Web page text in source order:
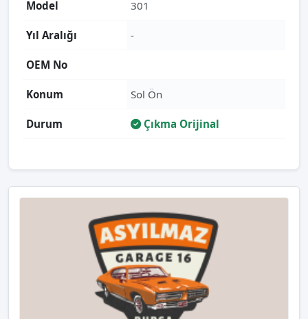
Model 301
Yıl Aralığı -
OEM No
Konum Sol Ön
Durum Çıkma Orijinal